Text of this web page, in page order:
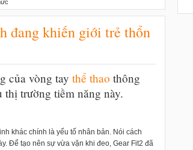
đang khiến giới trẻ thổn
của vòng tay thể thao thông
trường tiềm năng này.
khác chính là yếu tố nhân bản. Nói cách
Để tạo nên sự vừa vặn khi đeo, Gear Fit2 đã